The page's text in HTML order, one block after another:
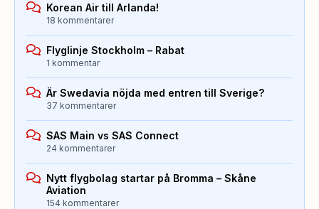
Korean Air till Arlanda!
18 kommentarer
Flyglinje Stockholm – Rabat
1 kommentar
Är Swedavia nöjda med entren till Sverige?
37 kommentarer
SAS Main vs SAS Connect
24 kommentarer
Nytt flygbolag startar på Bromma – Skåne
Aviation
154 kommentarer